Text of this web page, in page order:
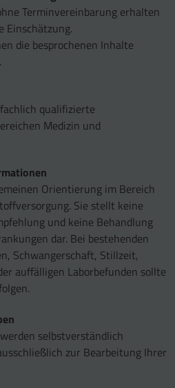
Terminvereinbarung erhalten
Einschätzung.
die besprochenen Inhalte
qualifizierte
Medizin und
Orientierung im Bereich
Sie stellt keine
und keine Behandlung
dar. Bei bestehenden
Schwangerschaft, Stillzeit,
auffälligen Laborbefunden sollte
selbstverständlich
zur Bearbeitung Ihrer